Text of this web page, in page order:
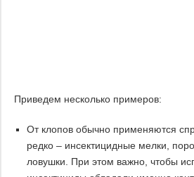
Приведем несколько примеров:
От клопов обычно применяются
редко – инсектицидные мелки,
ловушки. При этом важно, чтобы